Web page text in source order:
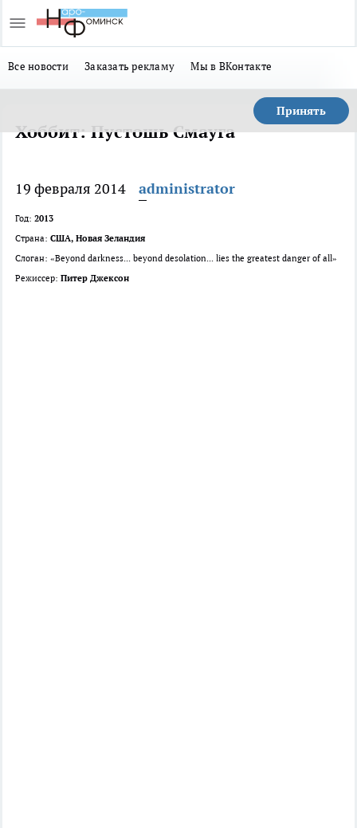
Все новости Заказать рекламу Мы в ВКонтакте
Принять
Хоббит: Пустошь Смауга
19 февраля 2014 administrator
Год: 2013
Страна: США, Новая Зеландия
Слоган: «Beyond darkness... beyond desolation... lies the greatest danger of all»
Режиссер: Питер Джексон